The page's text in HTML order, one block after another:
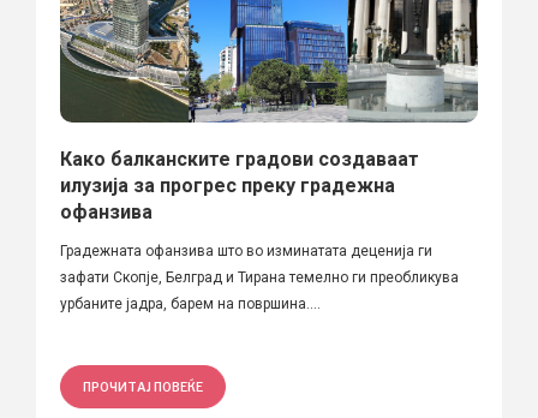
Како балканските градови создаваат
илузија за прогрес преку градежна
офанзива
Градежната офанзива што во изминатата деценија ги
зафати Скопје, Белград и Тирана темелно ги преобликува
урбаните јадра, барем на површина....
ПРОЧИТАЈ ПОВЕЌЕ